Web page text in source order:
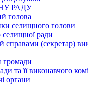
РАДУ
голова
селищного голови
селищної ради
справами (секретар)
громади
та її виконавчого
органи